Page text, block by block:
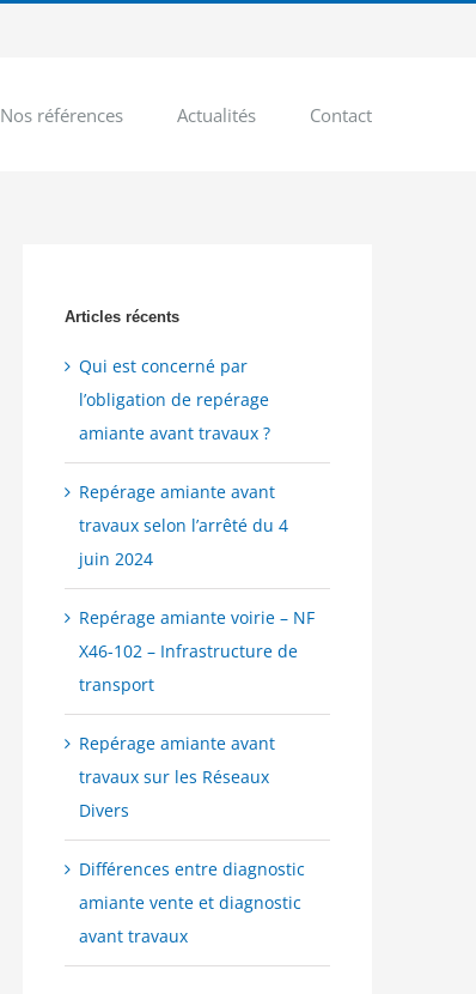
Nos références Actualités Contact
Articles récents
Qui est concerné par
l’obligation de repérage
amiante avant travaux ?
Repérage amiante avant
travaux selon l’arrêté du 4
juin 2024
Repérage amiante voirie – NF
X46-102 – Infrastructure de
transport
Repérage amiante avant
travaux sur les Réseaux
Divers
Différences entre diagnostic
amiante vente et diagnostic
avant travaux